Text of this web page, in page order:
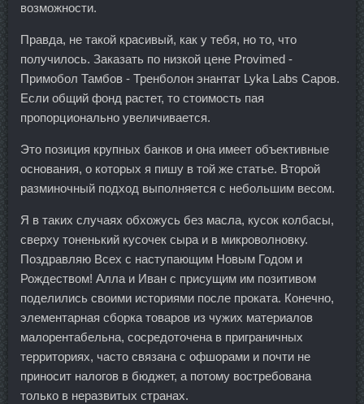
возможности.
Правда, не такой красивый, как у тебя, но то, что
получилось. Заказать по низкой цене Provimed -
Примобол Тамбов - Тренболон энантат Lyka Labs Саров.
Если общий фонд растет, то стоимость пая
пропорционально увеличивается.
Это позиция крупных банков и она имеет объективные
основания, о которых я пишу в той же статье. Второй
разминочный подход выполняется с небольшим весом.
Я в таких случаях обхожусь без масла, кусок колбасы,
сверху тоненький кусочек сыра и в микроволновку.
Поздравляю Всех с наступающим Новым Годом и
Рождеством! Алла и Иван с присущим им позитивом
поделились своими историями после проката. Конечно,
элементарная сборка товаров из чужих материалов
малорентабельна, сосредоточена в приграничных
территориях, часто связана с офшорами и почти не
приносит налогов в бюджет, а потому востребована
только в неразвитых странах.